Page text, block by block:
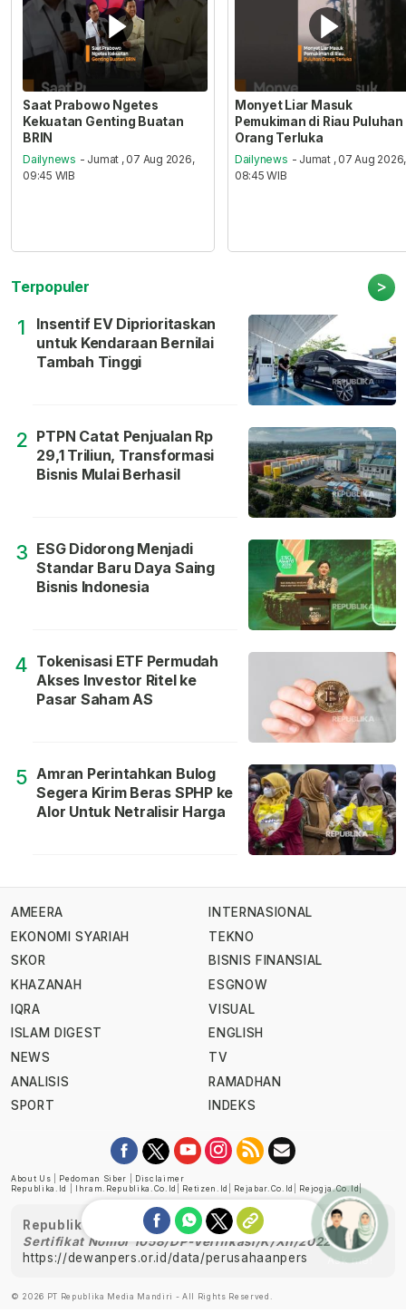
Saat Prabowo Ngetes
Kekuatan Genting Buatan
BRIN
Dailynews - Jumat , 07 Aug 2026,
09:45 WIB
Monyet Liar Masuk
Pemukiman di Riau Puluhan
Orang Terluka
Dailynews - Jumat , 07 Aug 2026,
08:45 WIB
Terpopuler >
1
Insentif EV Diprioritaskan
untuk Kendaraan Bernilai
Tambah Tinggi
2 PTPN Catat Penjualan Rp
29,1 Triliun, Transformasi
Bisnis Mulai Berhasil
3 ESG Didorong Menjadi
Standar Baru Daya Saing
Bisnis Indonesia
4 Tokenisasi ETF Permudah
Akses Investor Ritel ke
Pasar Saham AS
5 Amran Perintahkan Bulog
Segera Kirim Beras SPHP ke
Alor Untuk Netralisir Harga
AMEERA
EKONOMI SYARIAH
SKOR
KHAZANAH
IQRA
ISLAM DIGEST
NEWS
ANALISIS
SPORT
INTERNASIONAL
TEKNO
BISNIS FINANSIAL
ESGNOW
VISUAL
ENGLISH
TV
RAMADHAN
INDEKS
About Us Pedoman Siber
Disclaimer
Republika.id
Ihram.republika.co.id Retizen.id Rejabar.co.id Rejogja.co.id|
Republika telah diverifikasi oleh Dewan Pers
Sertifikat Nomor 1058/DP-Verifikasi/K/XII/2022
https://dewanpers.or.id/data/perusahaanpers
© 2026 PT Republika Media Mandiri - All Rights Reserved.
Ask me!